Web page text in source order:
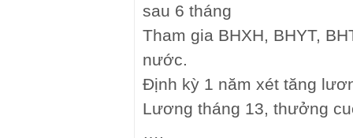
sau 6 tháng
Tham gia BHXH, BHYT,
nước.
Định kỳ 1 năm xét tăng
Lương tháng 13, thưởng